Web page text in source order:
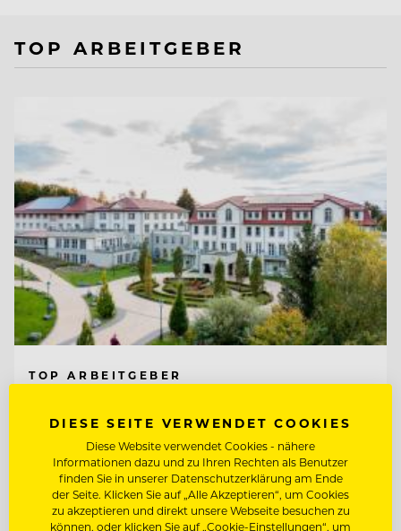
TOP ARBEITGEBER
TOP ARBEITGEBER
Resorts
06536 Südharz/ OT Stolberg, Deutschland
SOUS CHEF GOURMET (M/W/D)
DIESE SEITE VERWENDET COOKIES
Diese Website verwendet Cookies - nähere
Informationen dazu und zu Ihren Rechten als Benutzer
finden Sie in unserer Datenschutzerklärung am Ende
der Seite. Klicken Sie auf „Alle Akzeptieren“, um Cookies
zu akzeptieren und direkt unsere Webseite besuchen zu
können, oder klicken Sie auf „Cookie-Einstellungen“, um